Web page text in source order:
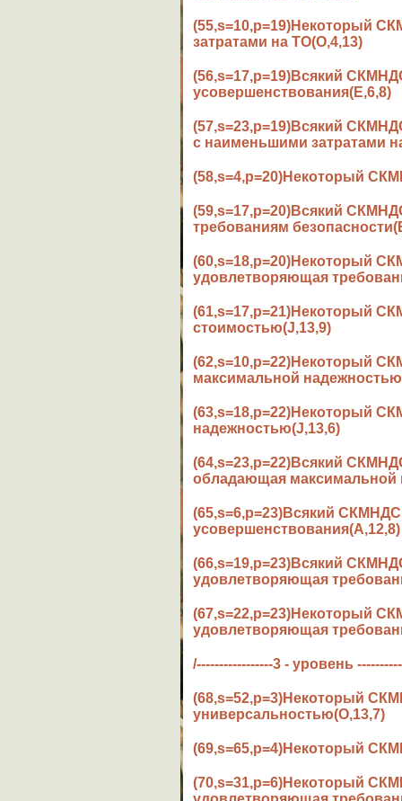
(55,s=10,p=19)Некоторый
затратами на ТО(O,4,13)
(56,s=17,p=19)Всякий
усовершенствования(E,6,8)
(57,s=23,p=19)Всякий
с наименьшими затратами
(58,s=4,p=20)Некоторый
(59,s=17,p=20)Всякий
требованиям
(60,s=18,p=20)Некоторый
удовлетворяющая
(61,s=17,p=21)Некоторый
стоимостью(J,13,9)
(62,s=10,p=22)Некоторый
максимальной
(63,s=18,p=22)Некоторый
надежностью(J,13,6)
(64,s=23,p=22)Всякий
обладающая максимальной
(65,s=6,p=23)Всякий
усовершенствования(A,12,8)
(66,s=19,p=23)Всякий
удовлетворяющая
(67,s=22,p=23)Некоторый
удовлетворяющая
/-----------------3 - уровень
(68,s=52,p=3)Некоторый
универсальностью(O,13,7)
(69,s=65,p=4)Некоторый
(70,s=31,p=6)Некоторый